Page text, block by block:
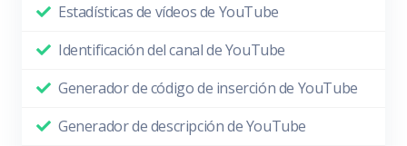
Estadísticas de vídeos de YouTube
Identificación del canal de YouTube
Generador de código de inserción de YouTube
Generador de descripción de YouTube